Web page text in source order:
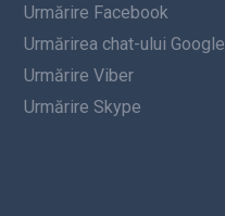
Urmărire Facebook
Urmărirea chat-ului Google
Urmărire Viber
Urmărire Skype